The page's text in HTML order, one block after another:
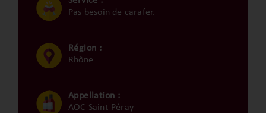
Pas besoin de carafer.
Région :
Rhône
Appellation :
AOC Saint-Péray